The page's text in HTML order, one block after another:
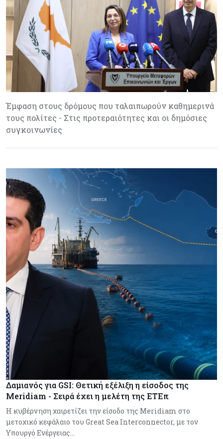
Έμφαση στους δρόμους που ταλαιπωρούν καθημερινά
τους πολίτες - Στις προτεραιότητες και οι δημόσιες
συγκοινωνίες
Δαμιανός για GSI: Θετική εξέλιξη η είσοδος της
Meridiam - Σειρά έχει η μελέτη της ΕΤΕπ
Η κυβέρνηση χαιρετίζει την είσοδο της Meridiam στο
μετοχικό κεφάλαιο του Great Sea Interconnector, με τον
Υπουργό Ενέργειας…